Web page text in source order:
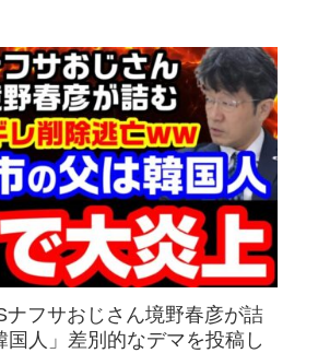
ナフサおじさん境野春彦が詰
国人」差別的なデマを投稿し